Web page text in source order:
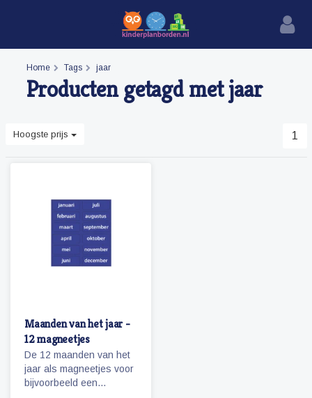
Home Tags jaar
Producten getagd met jaar
Hoogste prijs 1
Maanden van het jaar -
12 magneetjes
De 12 maanden van het
jaar als magneetjes voor
bijvoorbeeld een